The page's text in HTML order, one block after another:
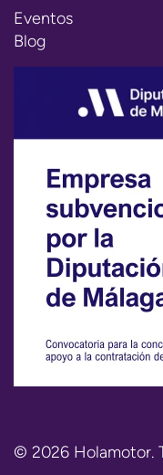
Eventos
Blog
© 2026 Holamotor.